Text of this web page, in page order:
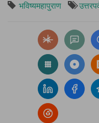
भविष्यमहापुराण